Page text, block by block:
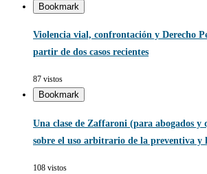
Bookmark
Violencia vial, confrontación y Derecho
partir de dos casos recientes
87 vistos
Bookmark
Una clase de Zaffaroni (para abogados y
sobre el uso arbitrario de la preventiva y
108 vistos